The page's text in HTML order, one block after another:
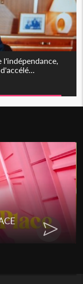
l'indépendance,